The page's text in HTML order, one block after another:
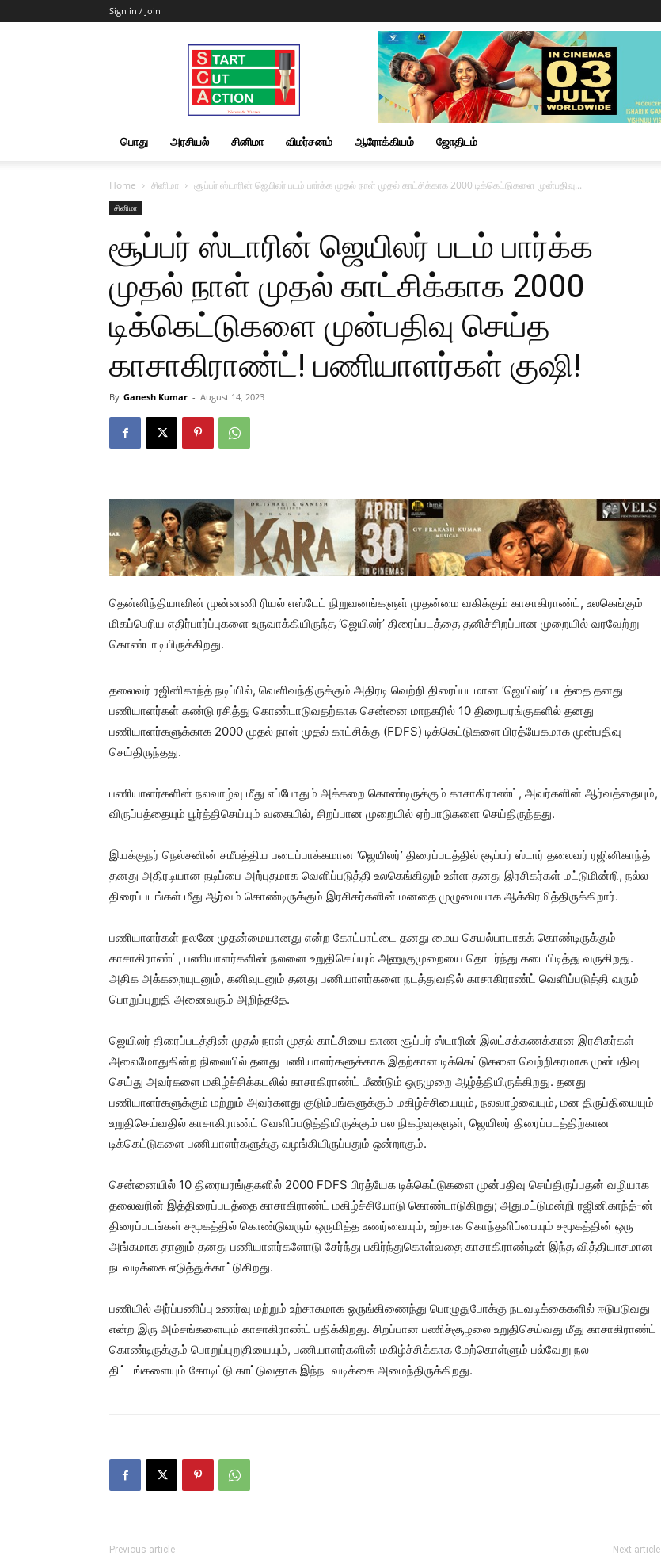
Sign in / Join
Start
Cut
Action
|
News
&
பொது அரசியல் சினிமா விமர்சனம் ஆரோக்கியம் ஜோதிடம்
Home சினிமா சூப்பர் ஸ்டாரின் ஜெயிலர் படம் பார்க்க முதல் நாள் முதல் காட்சிக்காக 2000 டிக்கெட்டுகளை முன்பதிவு...
சினிமா
சூப்பர் ஸ்டாரின் ஜெயிலர் படம் பார்க்க
முதல் நாள் முதல் காட்சிக்காக 2000
டிக்கெட்டுகளை முன்பதிவு செய்த
காசாகிராண்ட்! பணியாளர்கள் குஷி!
By Ganesh Kumar - August 14, 2023
தென்னிந்தியாவின் முன்னணி ரியல் எஸ்டேட் நிறுவனங்களுள் முதன்மை வகிக்கும் காசாகிராண்ட், உலகெங்கும்
மிகப்பெரிய எதிர்பார்ப்புகளை உருவாக்கியிருந்த ‘ஜெயிலர்’ திரைப்படத்தை தனிச்சிறப்பான முறையில் வரவேற்று
கொண்டாடியிருக்கிறது.
தலைவர் ரஜினிகாந்த் நடிப்பில், வெளிவந்திருக்கும் அதிரடி வெற்றி திரைப்படமான ‘ஜெயிலர்’ படத்தை தனது
பணியாளர்கள் கண்டு ரசித்து கொண்டாடுவதற்காக சென்னை மாநகரில் 10 திரையரங்குகளில் தனது
பணியாளர்களுக்காக 2000 முதல் நாள் முதல் காட்சிக்கு (FDFS) டிக்கெட்டுகளை பிரத்யேகமாக முன்பதிவு
செய்திருந்தது.
பணியாளர்களின் நலவாழ்வு மீது எப்போதும் அக்கறை கொண்டிருக்கும் காசாகிராண்ட், அவர்களின் ஆர்வத்தையும்,
விருப்பத்தையும் பூர்த்திசெய்யும் வகையில், சிறப்பான முறையில் ஏற்பாடுகளை செய்திருந்தது.
இயக்குநர் நெல்சனின் சமீபத்திய படைப்பாக்கமான ‘ஜெயிலர்’ திரைப்படத்தில் சூப்பர் ஸ்டார் தலைவர் ரஜினிகாந்த்
தனது அதிரடியான நடிப்பை அற்புதமாக வெளிப்படுத்தி உலகெங்கிலும் உள்ள தனது இரசிகர்கள் மட்டுமின்றி, நல்ல
திரைப்படங்கள் மீது ஆர்வம் கொண்டிருக்கும் இரசிகர்களின் மனதை முழுமையாக ஆக்கிரமித்திருக்கிறார்.
பணியாளர்கள் நலனே முதன்மையானது என்ற கோட்பாட்டை தனது மைய செயல்பாடாகக் கொண்டிருக்கும்
காசாகிராண்ட், பணியாளர்களின் நலனை உறுதிசெய்யும் அணுகுமுறையை தொடர்ந்து கடைபிடித்து வருகிறது.
அதிக அக்கறையுடனும், கனிவுடனும் தனது பணியாளர்களை நடத்துவதில் காசாகிராண்ட் வெளிப்படுத்தி வரும்
பொறுப்புறுதி அனைவரும் அறிந்ததே.
ஜெயிலர் திரைப்படத்தின் முதல் நாள் முதல் காட்சியை காண சூப்பர் ஸ்டாரின் இலட்சக்கணக்கான இரசிகர்கள்
அலைமோதுகின்ற நிலையில் தனது பணியாளர்களுக்காக இதற்கான டிக்கெட்டுகளை வெற்றிகரமாக முன்பதிவு
செய்து அவர்களை மகிழ்ச்சிக்கடலில் காசாகிராண்ட் மீண்டும் ஒருமுறை ஆழ்த்தியிருக்கிறது. தனது
பணியாளர்களுக்கும் மற்றும் அவர்களது குடும்பங்களுக்கும் மகிழ்ச்சியையும், நலவாழ்வையும், மன திருப்தியையும்
உறுதிசெய்வதில் காசாகிராண்ட் வெளிப்படுத்தியிருக்கும் பல நிகழ்வுகளுள், ஜெயிலர் திரைப்படத்திற்கான
டிக்கெட்டுகளை பணியாளர்களுக்கு வழங்கியிருப்பதும் ஒன்றாகும்.
சென்னையில் 10 திரையரங்குகளில் 2000 FDFS பிரத்யேக டிக்கெட்டுகளை முன்பதிவு செய்திருப்பதன் வழியாக
தலைவரின் இத்திரைப்படத்தை காசாகிராண்ட் மகிழ்ச்சியோடு கொண்டாடுகிறது; அதுமட்டுமன்றி ரஜினிகாந்த்-ன்
திரைப்படங்கள் சமூகத்தில் கொண்டுவரும் ஒருமித்த உணர்வையும், உற்சாக கொந்தளிப்பையும் சமூகத்தின் ஒரு
அங்கமாக தானும் தனது பணியாளர்களோடு சேர்ந்து பகிர்ந்துகொள்வதை காசாகிராண்டின் இந்த வித்தியாசமான
நடவடிக்கை எடுத்துக்காட்டுகிறது.
பணியில் அர்ப்பணிப்பு உணர்வு மற்றும் உற்சாகமாக ஒருங்கிணைந்து பொழுதுபோக்கு நடவடிக்கைகளில் ஈடுபடுவது
என்ற இரு அம்சங்களையும் காசாகிராண்ட் பதிக்கிறது. சிறப்பான பணிச்சூழலை உறுதிசெய்வது மீது காசாகிராண்ட்
கொண்டிருக்கும் பொறுப்புறுதியையும், பணியாளர்களின் மகிழ்ச்சிக்காக மேற்கொள்ளும் பல்வேறு நல
திட்டங்களையும் கோடிட்டு காட்டுவதாக இந்நடவடிக்கை அமைந்திருக்கிறது.
Previous article Next article